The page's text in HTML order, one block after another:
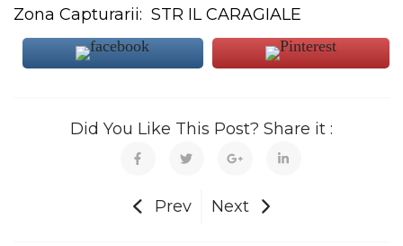
Zona Capturarii: STR IL CARAGIALE
Did You Like This Post? Share it :
Prev Next